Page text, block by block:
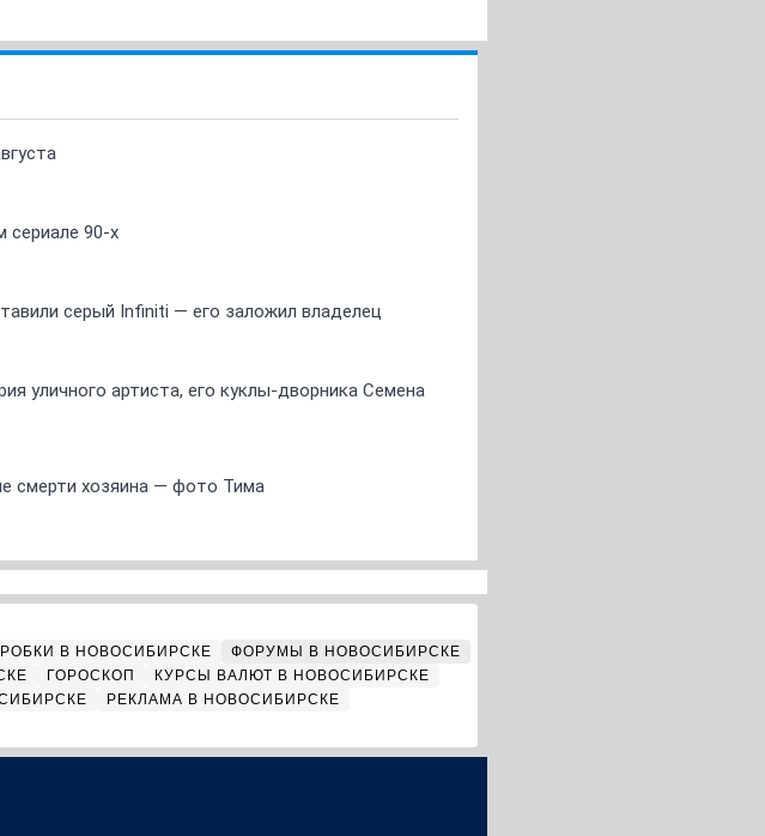
сериале 90-х
серый Infiniti — его заложил владелец
уличного артиста, его куклы-дворника Семена
смерти хозяина — фото Тима
В НОВОСИБИРСКЕ
ФОРУМЫ В НОВОСИБИРСКЕ
ГОРОСКОП
КУРСЫ ВАЛЮТ В НОВОСИБИРСКЕ
РЕКЛАМА В НОВОСИБИРСКЕ